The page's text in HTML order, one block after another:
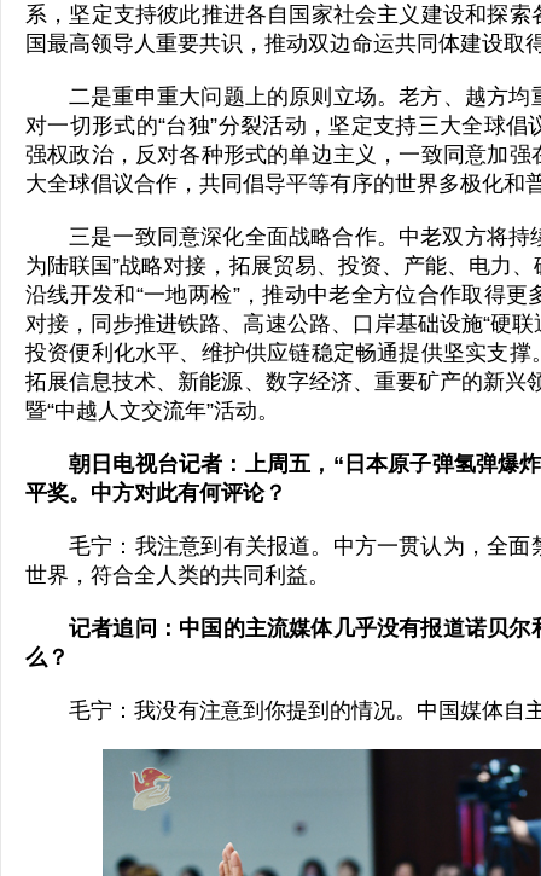
系，坚定支持彼此推进各自国家社会主义建设和探
国最高领导人重要共识，推动双边命运共同体建设取
二是重申重大问题上的原则立场。老方、越方
对一切形式的“台独”分裂活动，坚定支持三大全球
强权政治，反对各种形式的单边主义，一致同意加
大全球倡议合作，共同倡导平等有序的世界多极化和
三是一致同意深化全面战略合作。中老双方将持
为陆联国”战略对接，拓展贸易、投资、产能、电力
沿线开发和“一地两检”，推动中老全方位合作取得
对接，同步推进铁路、高速公路、口岸基础设施“硬
投资便利化水平、维护供应链稳定畅通提供坚实支
拓展信息技术、新能源、数字经济、重要矿产的新兴
暨“中越人文交流年”活动。
朝日电视台记者：上周五，“日本原子弹氢弹爆
平奖。中方对此有何评论？
毛宁：我注意到有关报道。中方一贯认为，全
世界，符合全人类的共同利益。
记者追问：中国的主流媒体几乎没有报道诺贝
么？
毛宁：我没有注意到你提到的情况。中国媒体自